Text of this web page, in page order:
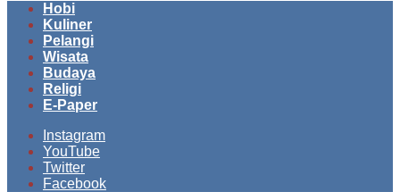
Hobi
Kuliner
Pelangi
Wisata
Budaya
Religi
E-Paper
Instagram
YouTube
Twitter
Facebook